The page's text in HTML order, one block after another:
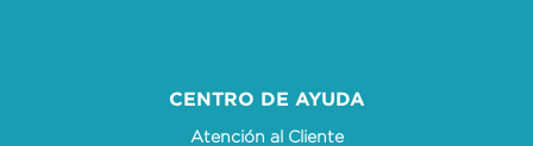
CENTRO DE AYUDA
Atención al Cliente